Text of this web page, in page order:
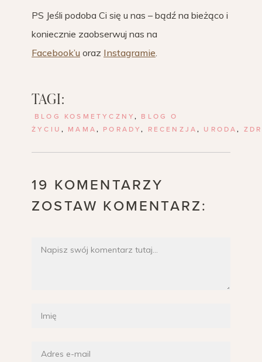
PS Jeśli podoba Ci się u nas – bądź na bieżąco i
koniecznie zaobserwuj nas na
Facebook’u oraz Instagramie
TAGI:
BLOG KOSMETYCZNY ,
BLOG O
ŻYCIU , MAMA , PORADY , RECENZJA , URODA ,
19 KOMENTARZY
ZOSTAW KOMENTARZ: